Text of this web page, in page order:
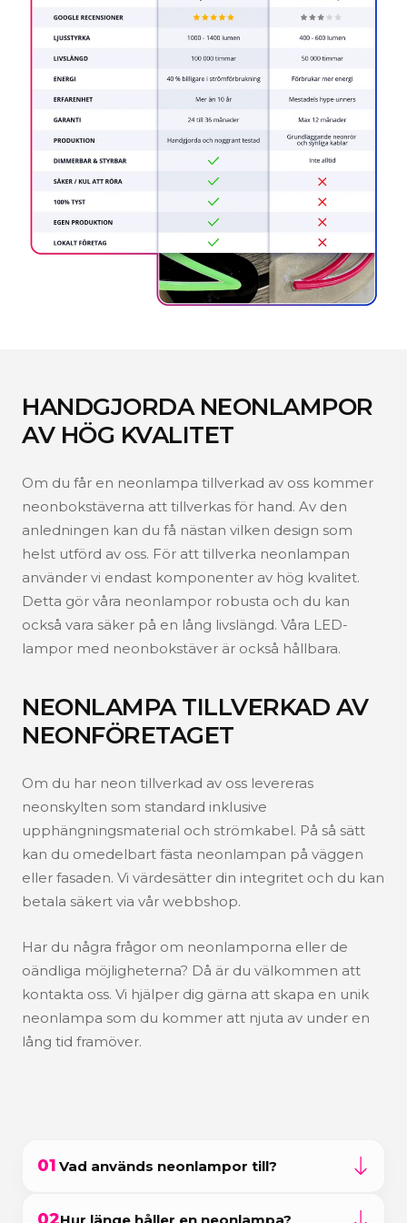
HANDGJORDA NEONLAMPOR
AV HÖG KVALITET
Om du får en neonlampa tillverkad av oss kommer
neonbokstäverna att tillverkas för hand. Av den
anledningen kan du få nästan vilken design som
helst utförd av oss. För att tillverka neonlampan
använder vi endast komponenter av hög kvalitet.
Detta gör våra neonlampor robusta och du kan
också vara säker på en lång livslängd. Våra LED-
lampor med neonbokstäver är också hållbara.
NEONLAMPA TILLVERKAD AV
NEONFÖRETAGET
Om du har neon tillverkad av oss levereras
neonskylten som standard inklusive
upphängningsmaterial och strömkabel. På så sätt
kan du omedelbart fästa neonlampan på väggen
eller fasaden. Vi värdesätter din integritet och du kan
betala säkert via vår webbshop.
Har du några frågor om neonlamporna eller de
oändliga möjligheterna? Då är du välkommen att
kontakta oss. Vi hjälper dig gärna att skapa en unik
neonlampa som du kommer att njuta av under en
lång tid framöver.
01 Vad används neonlampor till?
Hur länge håller en neonlampa?